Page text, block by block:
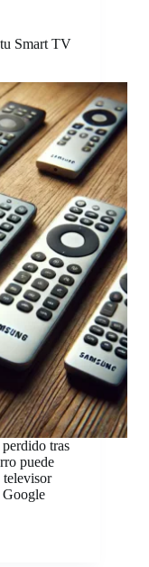
Smart TV
tras
puede
televisor
Google